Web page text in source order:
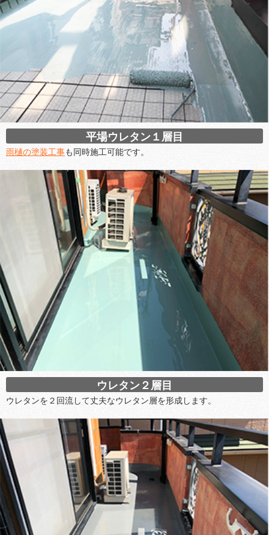
平場ウレタン１層目
雨樋の塗装工事も同時施工可能です。
ウレタン２層目
ウレタンを２回流して丈夫なウレタン層を形成します。